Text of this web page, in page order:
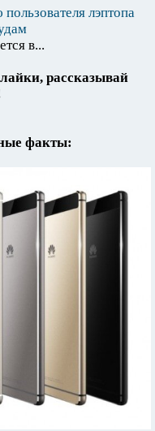
лэптопа
в...
рассказывай
факты: